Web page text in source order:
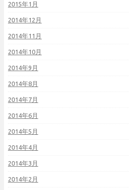
2015年1月
2014年12月
2014年11月
2014年10月
2014年9月
2014年8月
2014年7月
2014年6月
2014年5月
2014年4月
2014年3月
2014年2月